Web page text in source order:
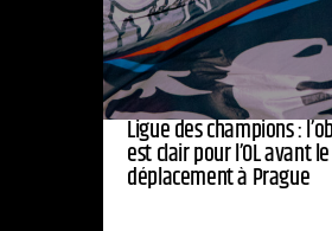
Ligue des champions :
est clair pour l’OL avant le
déplacement à Prague